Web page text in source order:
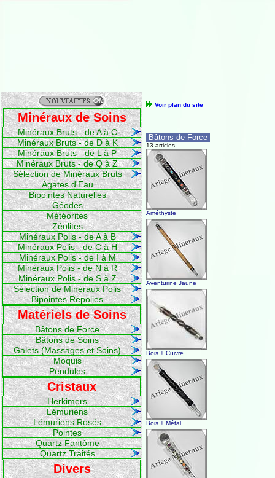
Minéraux de Soins
Minéraux Bruts - de A à C
Minéraux Bruts - de D à K
Minéraux Bruts - de L à P
Minéraux Bruts - de Q à Z
Sélection de Minéraux Bruts
Agates d'Eau
Bipointes Naturelles
Géodes
Météorites
Zéolites
Minéraux Polis - de A à B
Minéraux Polis - de C à H
Minéraux Polis - de I à M
Minéraux Polis - de N à R
Minéraux Polis - de S à Z
Sélection de Minéraux Polis
Bipointes Repolies
Matériels de Soins
Bâtons de Force
Bâtons de Soins
Galets (Massages et Soins)
Moquis
Pendules
Cristaux
Herkimers
Lémuriens
Lémuriens Rosés
Pointes
Quartz Fantôme
Quartz Traités
Divers
Voir plan du site
Bâtons de Force
13 articles
Améthyste
Aventurine Jaune
Bois + Cuivre
Bois + Métal